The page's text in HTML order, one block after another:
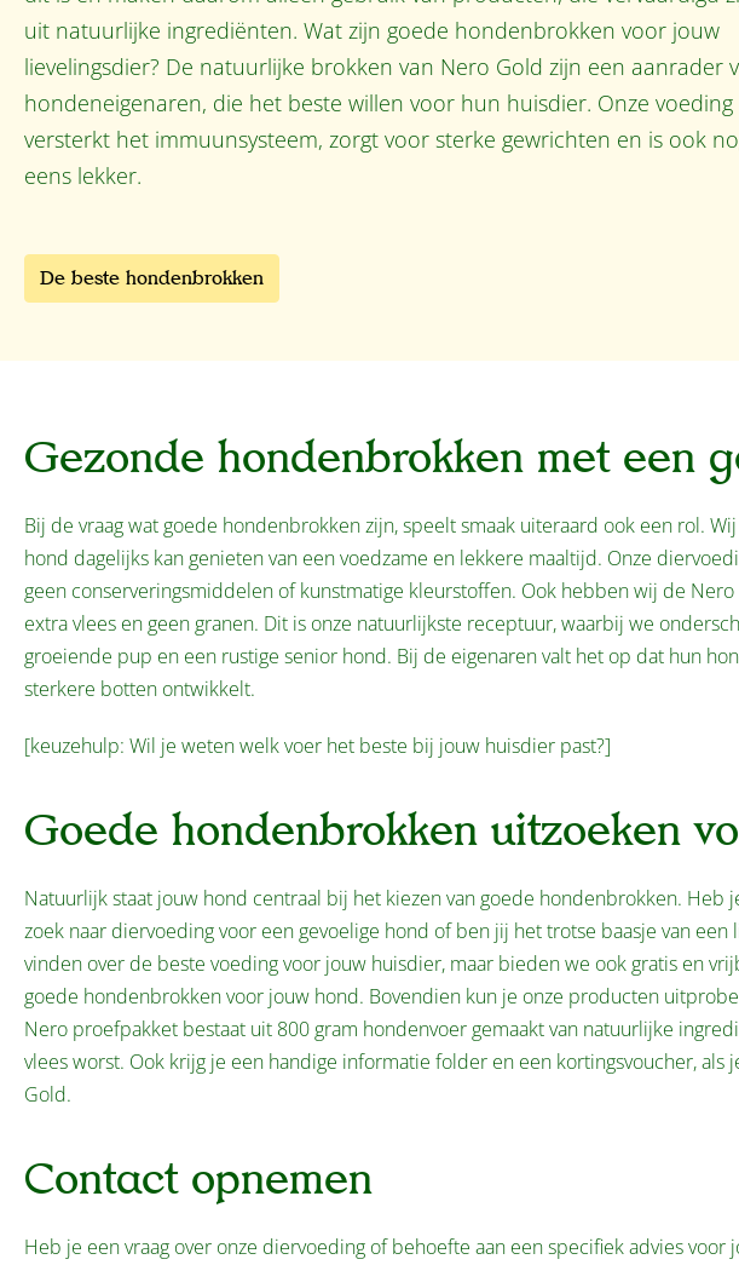
uit natuurlijke ingrediënten. Wat zijn goede hondenbrokken voor jouw
lievelingsdier? De natuurlijke brokken van Nero Gold zijn een aanrader
hondeneigenaren, die het beste willen voor hun huisdier. Onze voeding
versterkt het immuunsysteem, zorgt voor sterke gewrichten en is ook
eens lekker.
De beste hondenbrokken
Gezonde hondenbrokken met een
Bij de vraag wat goede hondenbrokken zijn, speelt smaak uiteraard ook een rol.
hond dagelijks kan genieten van een voedzame en lekkere maaltijd. Onze
geen conserveringsmiddelen of kunstmatige kleurstoffen. Ook hebben wij de
extra vlees en geen granen. Dit is onze natuurlijkste receptuur, waarbij we
groeiende pup en een rustige senior hond. Bij de eigenaren valt het op dat hun
sterkere botten ontwikkelt.
[keuzehulp: Wil je weten welk voer het beste bij jouw huisdier past?]
Goede hondenbrokken uitzoeken
Natuurlijk staat jouw hond centraal bij het kiezen van goede hondenbrokken. Heb
zoek naar diervoeding voor een gevoelige hond of ben jij het trotse baasje van
vinden over de beste voeding voor jouw huisdier, maar bieden we ook gratis en
goede hondenbrokken voor jouw hond. Bovendien kun je onze producten
Nero proefpakket bestaat uit 800 gram hondenvoer gemaakt van natuurlijke
vlees worst. Ook krijg je een handige informatie folder en een kortingsvoucher,
Gold.
Contact opnemen
Heb je een vraag over onze diervoeding of behoefte aan een specifiek advies voor